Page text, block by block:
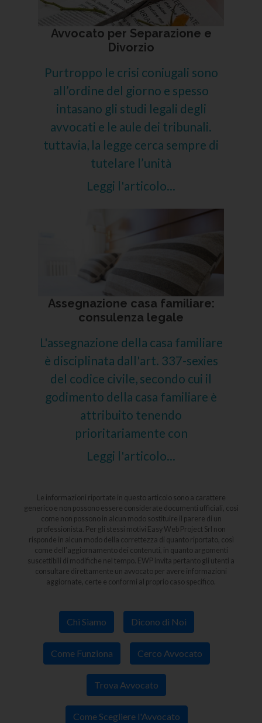
Avvocato per Separazione e
Divorzio
Purtroppo le crisi coniugali sono
all’ordine del giorno e spesso
intasano gli studi legali degli
avvocati e le aule dei tribunali.
tuttavia, la legge cerca sempre di
tutelare l’unità
Leggi l'articolo...
Assegnazione casa familiare:
consulenza legale
L'assegnazione della casa familiare
è disciplinata dall'art. 337-sexies
del codice civile, secondo cui il
godimento della casa familiare è
attribuito tenendo
prioritariamente con
Leggi l'articolo...
Le informazioni riportate in questo articolo sono a carattere
generico e non possono essere considerate documenti ufficiali, così
come non possono in alcun modo sostituire il parere di un
professionista. Per gli stessi motivi Easy Web Project Srl non
risponde in alcun modo della correttezza di quanto riportato, così
come dell’aggiornamento dei contenuti, in quanto argomenti
suscettibili di modifiche nel tempo. EWP invita pertanto gli utenti a
consultare direttamente un avvocato per avere informazioni
aggiornate, certe e conformi al proprio caso specifico.
Chi Siamo Dicono di Noi
Come Funziona Cerco Avvocato
Trova Avvocato
Come Scegliere l'Avvocato